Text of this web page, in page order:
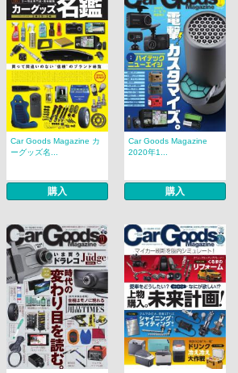
Car Goods Magazine カ
ーグッズ名...
購入
Car Goods Magazine
2020年1...
購入